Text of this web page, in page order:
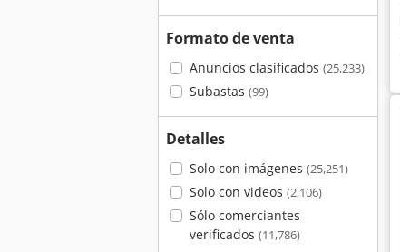
Formato de venta
Anuncios clasificados (25,233)
Subastas (99)
Detalles
Solo con imágenes (25,251)
Solo con videos (2,106)
Sólo comerciantes
verificados (11,786)